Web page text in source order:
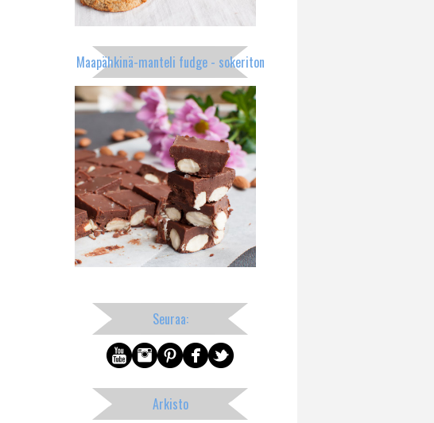
Maapähkinä-manteli fudge - sokeriton
Seuraa:
Arkisto